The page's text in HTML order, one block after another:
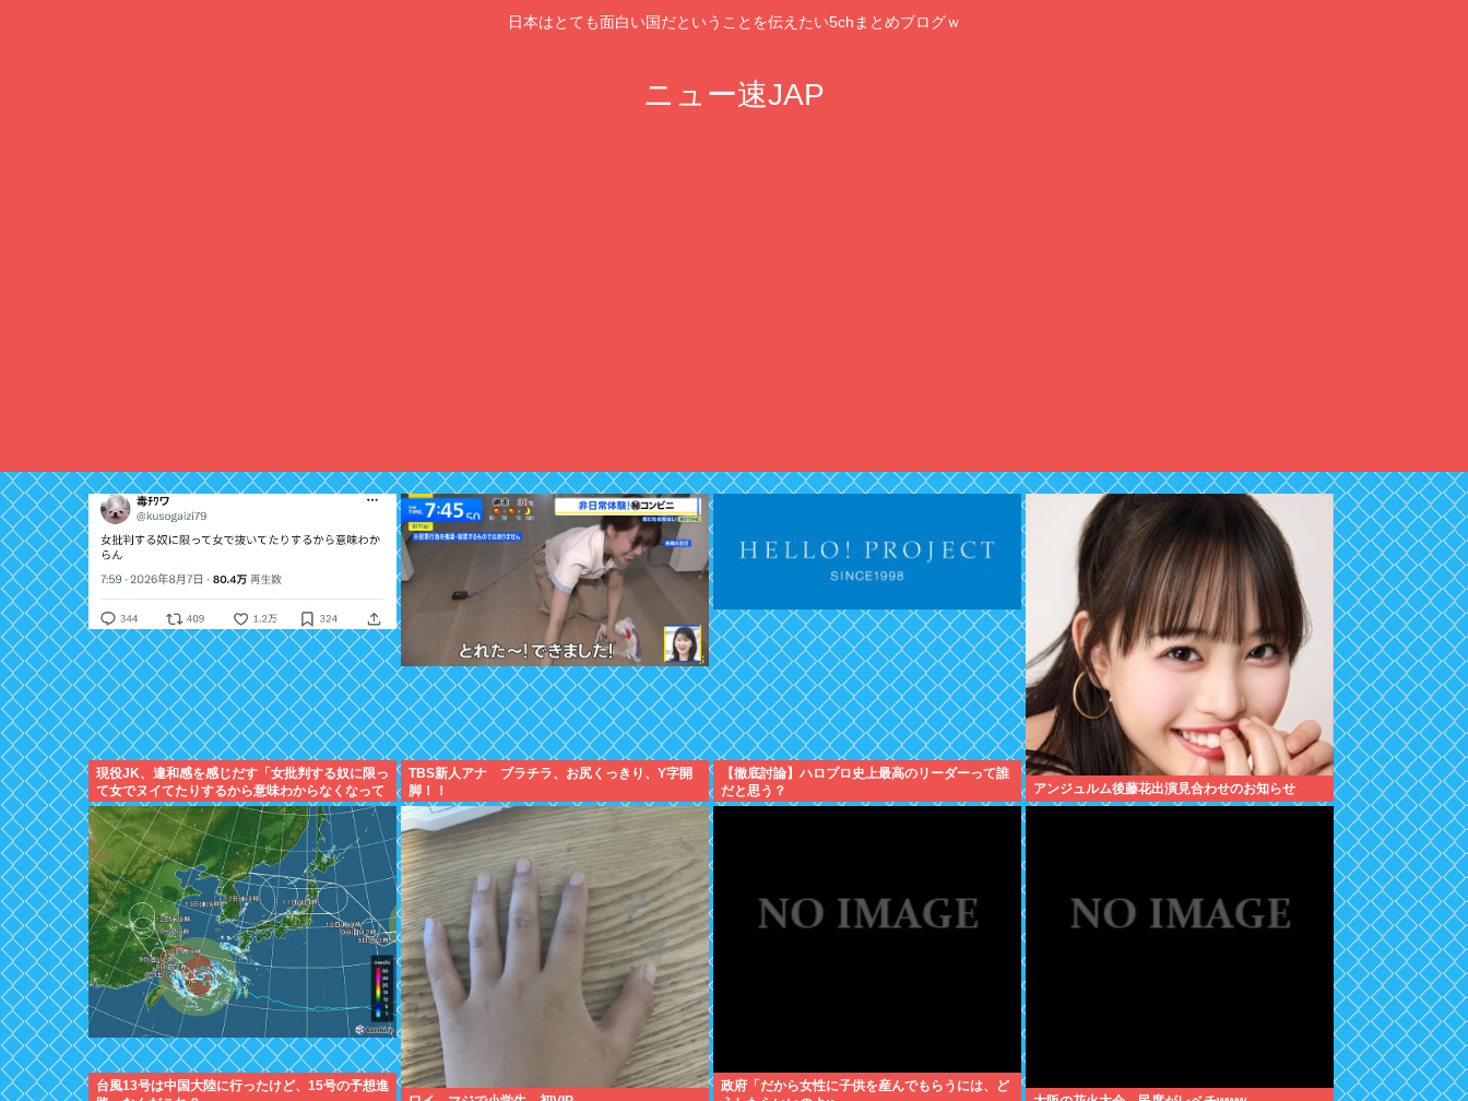
日本はとても面白い国だということを伝えたい5chまとめブログｗ
ニュー速JAP
現役JK、違和感を感じだす「女批判する奴に限っ
て女でヌイてたりするから意味わからなくなって
きた 」
TBS新人アナ ブラチラ、お尻くっきり、Y字開
脚！！
【徹底討論】ハロプロ史上最高のリーダーって誰
だと思う？
アンジュルム後藤花出演見合わせのお知らせ
台風13号は中国大陸に行ったけど、15号の予想進
政府「だから女性に子供を産んでもらうには、ど